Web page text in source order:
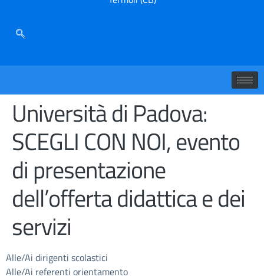
Università di Padova:
SCEGLI CON NOI, evento
di presentazione
dell’offerta didattica e dei
servizi
Alle/Ai dirigenti scolastici
Alle/Ai referenti orientamento